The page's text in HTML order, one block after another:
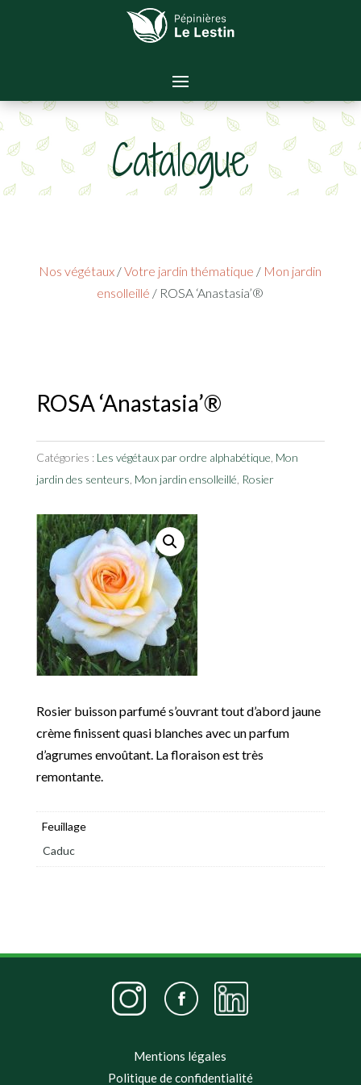
Catalogue
Nos végétaux /Votre jardin thématique / Mon jardin
ensolleillé / ROSA ‘Anastasia’®
ROSA ‘Anastasia’®
Catégories : Les végétaux par ordre alphabétique Mon
jardin des senteurs Mon jardin ensolleillé Rosier
Rosier buisson parfumé s’ouvrant tout d’abord jaune
crème finissent quasi blanches avec un parfum
d’agrumes envoûtant. La floraison est très
remontante.
Feuillage
Caduc
Mentions légales
Politique de confidentialité